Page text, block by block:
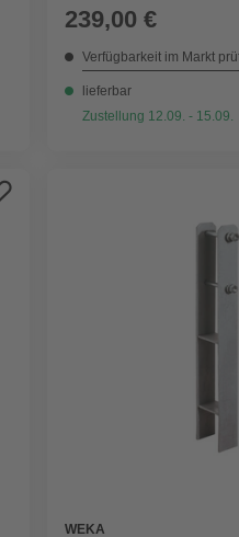
239,00 €
Verfügbarkeit im Markt
lieferbar
Zustellung 12.09. - 15.09.
WEKA